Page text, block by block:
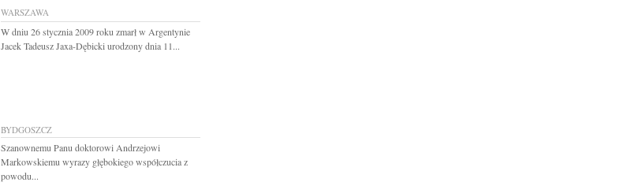
WARSZAWA
W dniu 26 stycznia 2009 roku zmarł w Argentynie
Jacek Tadeusz Jaxa-Dębicki urodzony dnia 11...
BYDGOSZCZ
Szanownemu Panu doktorowi Andrzejowi
Markowskiemu wyrazy głębokiego współczucia z
powodu...